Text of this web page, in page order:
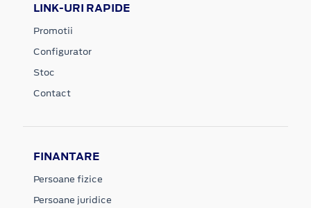
LINK-URI RAPIDE
Promotii
Configurator
Stoc
Contact
FINANTARE
Persoane fizice
Persoane juridice